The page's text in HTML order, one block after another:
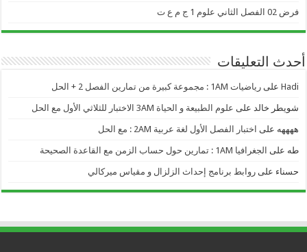
فرض 02 الفصل الثاني علوم 1 ج م ع ت
أحدث التعليقات
Hadi علىرياضيات 1AM : مجموعة كبيرة من تمارين الفصل 2 + الحل
شويطر خالد على علوم الطبيعة و الحياة 3AM الاختبار للثلاثي الأول مع الحل
ههههه على اختبار الفصل الأول لغة عربية 2AM : مع الحل
طه على الجغرافيا 1AM : تمارين حول حساب الزمن مع القاعدة الصحيحة
حسناء علىروابط برنامج إحداث الزلزال و مقياس ميركالي